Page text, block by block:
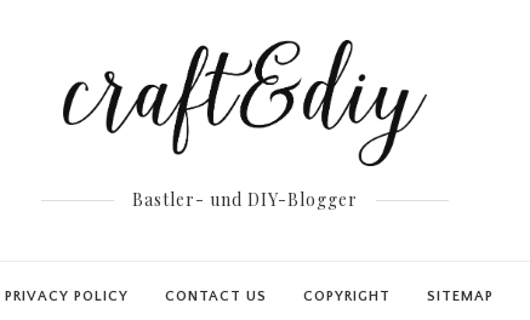
Bastler- und DIY-Blogger
PRIVACY POLICY CONTACT US COPYRIGHT SITEMAP